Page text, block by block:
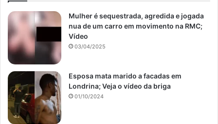
Mulher é sequestrada, agredida e jogada
nua de um carro em movimento na RMC;
Vídeo
03/04/2025
Esposa mata marido a facadas em
Londrina; Veja o vídeo da briga
01/10/2024